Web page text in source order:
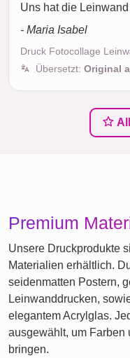
Uns hat die
- Maria Isabel
Druck Fotocollage
Übersetzt: Original
Premium
Unsere Druckprodukte
Materialien erhältlich.
seidenmatten Postern,
Leinwanddrucken,
elegantem Acrylglas.
ausgewählt, um Farben
bringen.